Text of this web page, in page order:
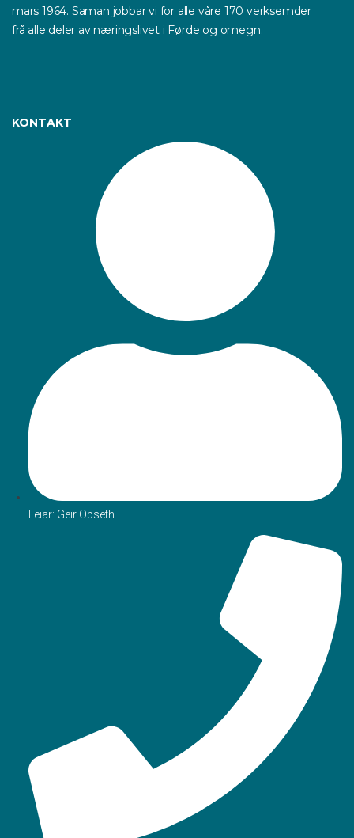
mars 1964. Saman jobbar vi for alle våre 170 verksemder
frå alle deler av næringslivet i Førde og omegn.
KONTAKT
Leiar: Geir Opseth